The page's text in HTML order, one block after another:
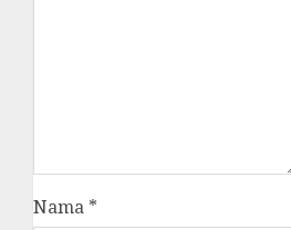
Nama *